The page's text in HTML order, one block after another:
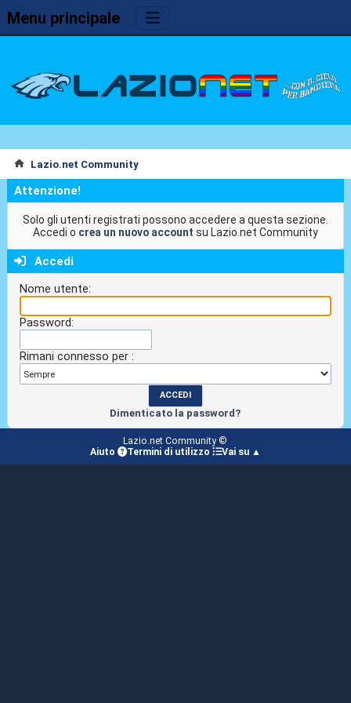
Menu principale
Lazio.net Community
Attenzione!
Solo gli utenti registrati possono accedere a questa sezione.
Accedi o crea un nuovo account su Lazio.net Community
Accedi
Nome utente:
Password:
Rimani connesso per :
Dimenticato la password?
Lazio.net Community ©
Aiuto
Termini di utilizzo Vai su ▲